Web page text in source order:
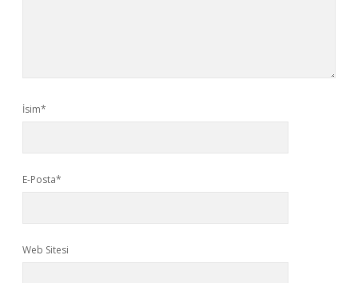
İsim*
E-Posta*
Web Sitesi